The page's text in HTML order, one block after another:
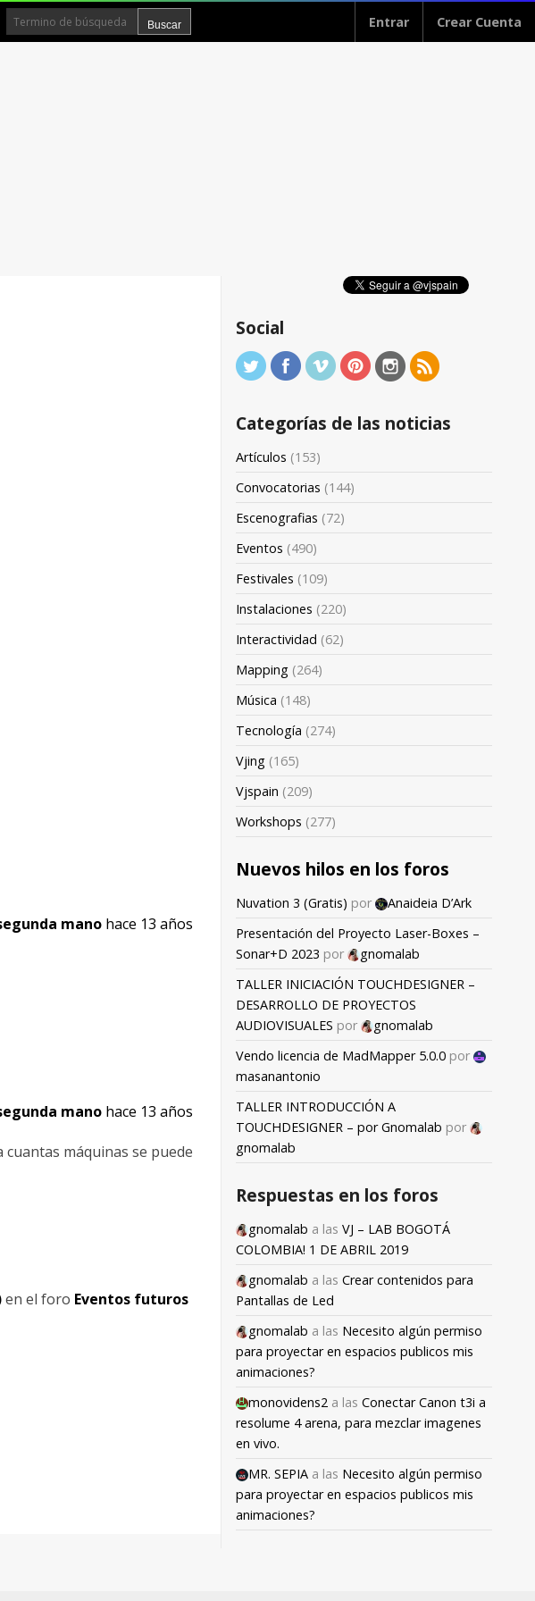
Entrar Crear Cuenta
mano hace 13 años
mano hace 13 años
máquinas se puede
en el foro Eventos futuros
Social
Categorías de las noticias
Artículos (153)
Convocatorias (144)
Escenografias (72)
Eventos (490)
Festivales (109)
Instalaciones (220)
Interactividad (62)
Mapping (264)
Música (148)
Tecnología (274)
Vjing (165)
Vjspain (209)
Workshops (277)
Nuevos hilos en los foros
Nuvation 3 (Gratis) por
Anaideia D’Ark
Presentación del Proyecto Laser-Boxes –
Sonar+D 2023 por
gnomalab
TALLER INICIACIÓN TOUCHDESIGNER –
DESARROLLO DE PROYECTOS
AUDIOVISUALES por
gnomalab
Vendo licencia de MadMapper 5.0.0 por
masanantonio
TALLER INTRODUCCIÓN A
TOUCHDESIGNER – por Gnomalab por
gnomalab
Respuestas en los foros
gnomalab a las VJ – LAB BOGOTÁ
COLOMBIA! 1 DE ABRIL 2019
gnomalab a las Crear contenidos para
Pantallas de Led
gnomalab a las Necesito algún permiso
para proyectar en espacios publicos mis
animaciones?
monovidens2 a las Conectar Canon t3i a
resolume 4 arena, para mezclar imagenes
en vivo.
MR. SEPIA a las Necesito algún permiso
para proyectar en espacios publicos mis
animaciones?